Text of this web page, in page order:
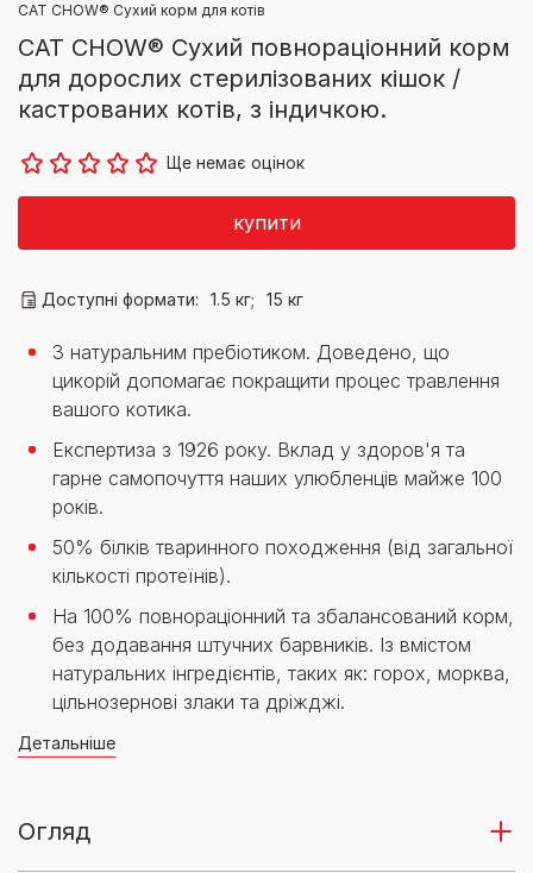
CAT CHOW® Сухий корм для котів
CAT CHOW® Сухий повнораціонний корм
для дорослих стерилізованих кішок /
кастрованих котів, з індичкою.
Ще немає оцінок
купити
Доступні формати: 1.5 кг; 15 кг
З натуральним пребіотиком. Доведено, що
цикорій допомагає покращити процес травлення
вашого котика.
Експертиза з 1926 року. Вклад у здоров'я та
гарне самопочуття наших улюбленців майже 100
років.
50% білків тваринного походження (від загальної
кількості протеїнів).
На 100% повнораціонний та збалансований корм,
без додавання штучних барвників. Із вмістом
натуральних інгредієнтів, таких як: горох, морква,
цільнозернові злаки та дріжджі.
Детальніше
Огляд